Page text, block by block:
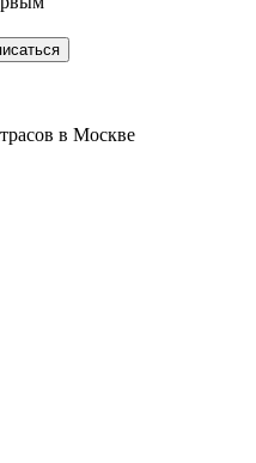
в Москве